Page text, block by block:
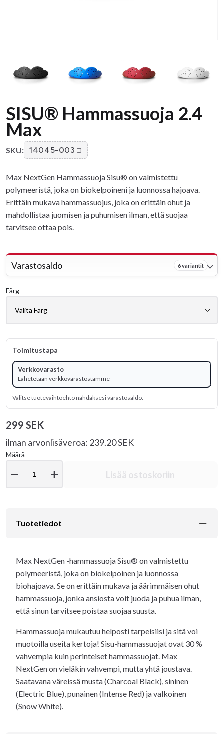
SISU® Hammassuoja 2.4
Max
SKU: 14045-003
Max NextGen Hammassuoja Sisu® on valmistettu
polymeeristä, joka on biokelpoineni ja luonnossa hajoava.
Erittäin mukava hammassuojus, joka on erittäin ohut ja
mahdollistaa juomisen ja puhumisen ilman, että suojaa
tarvitsee ottaa pois.
Varastosaldo 6 variantit
Färg
Toimitustapa
Verkkovarasto
Lähetetään verkkovarastostamme
Valitse tuotevaihtoehto nähdäksesi varastosaldo.
299 SEK
ilman arvonlisäveroa: 239.20 SEK
Määrä
remove add Lisää ostoskoriin
Tuotetiedot
Max NextGen -hammassuoja Sisu® on valmistettu
polymeeristä, joka on biokelpoinen ja luonnossa
biohajoava. Se on erittäin mukava ja äärimmäisen ohut
hammassuoja, jonka ansiosta voit juoda ja puhua ilman,
että sinun tarvitsee poistaa suojaa suusta.
Hammassuoja mukautuu helposti tarpeisiisi ja sitä voi
muotoilla useita kertoja! Sisu-hammassuojat ovat 30 %
vahvempia kuin perinteiset hammassuojat. Max
NextGen on vieläkin vahvempi, mutta yhtä joustava.
Saatavana väreissä musta (Charcoal Black), sininen
(Electric Blue), punainen (Intense Red) ja valkoinen
(Snow White).